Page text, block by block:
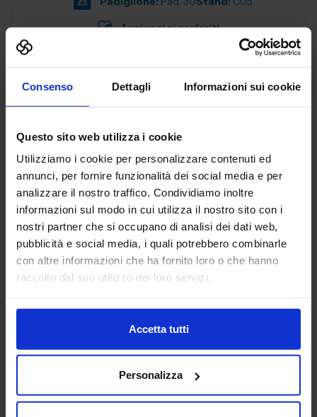
Consenso Dettagli Informazioni sui cookie
Questo sito web utilizza i cookie
Utilizziamo i cookie per personalizzare contenuti ed
annunci, per fornire funzionalità dei social media e per
analizzare il nostro traffico. Condividiamo inoltre
informazioni sul modo in cui utilizza il nostro sito con i
nostri partner che si occupano di analisi dei dati web,
pubblicità e social media, i quali potrebbero combinarle
con altre informazioni che ha fornito loro o che hanno
raccolto dal suo utilizzo dei loro servizi.
Accetta tutti
Personalizza
Aggiungi ai preferiti
AG TECHNIK SRL
MACCHINE UTENSILI
Padiglione:Pad. 16Stand:D44
Aggiungi ai preferiti
Vai alla scheda
AIDAM ASSOCIAZIONE
MECCATRONICA
AUTOMAZIONE E ROBOTICA